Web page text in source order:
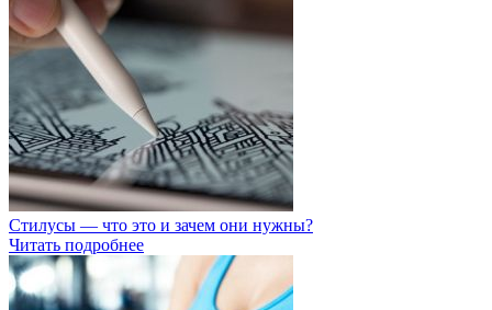
Стилусы — что это и зачем они нужны?
Читать подробнее